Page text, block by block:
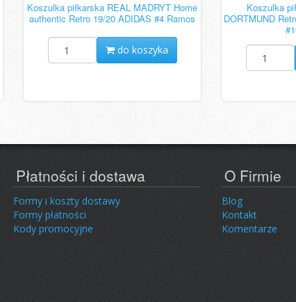
Koszulka piłkarska REAL MADRYT Home
authentic Retro 19/20 ADIDAS #4 Ramos
do koszyka
Koszulka
DORTMUND
Płatności i dostawa
Formy i koszty dostawy
Formy płatności
Kody promocyjne
O Firmie
Blog
Kontakt
Komentarze